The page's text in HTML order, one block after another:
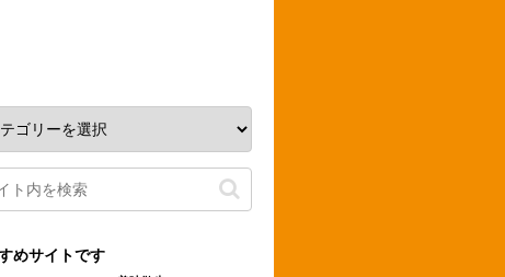
めサイトです